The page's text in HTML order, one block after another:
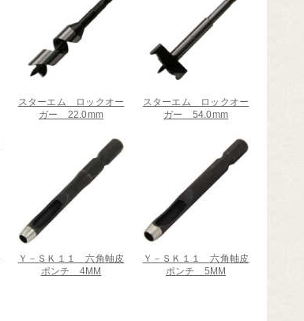
スターエム ロックオー
ガー 22.0mm
スターエム ロックオー
ガー 54.0mm
Ｙ－ＳＫ１１ 六角軸皮
ポンチ 4MM
Ｙ－ＳＫ１１ 六角軸皮
ポンチ 5MM